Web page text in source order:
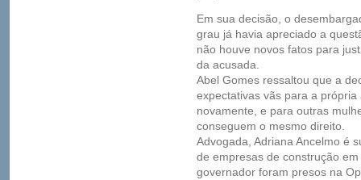
Em sua decisão, o
grau já havia apreciado a
não houve novos fatos para
da acusada.
Abel Gomes ressaltou que a
expectativas vãs para a
novamente, e para outras
conseguem o mesmo direito.
Advogada, Adriana Ancelmo é
de empresas de construção
governador foram presos na